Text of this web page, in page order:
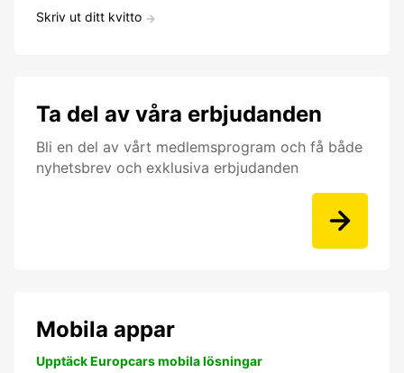
Skriv ut ditt kvitto
Ta del av våra erbjudanden
Bli en del av vårt medlemsprogram och få både
nyhetsbrev och exklusiva erbjudanden
Mobila appar
Upptäck Europcars mobila lösningar